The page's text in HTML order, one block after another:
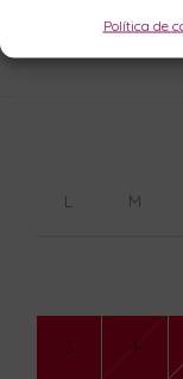
Política de
Disponibilidad
L M
3 4